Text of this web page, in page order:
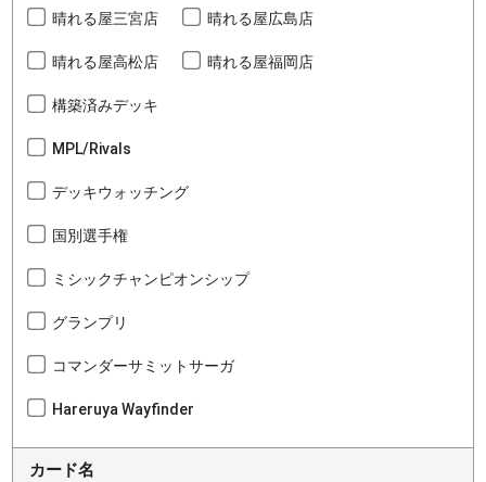
晴れる屋三宮店 晴れる屋広島店
晴れる屋高松店 晴れる屋福岡店
構築済みデッキ
MPL/Rivals
デッキウォッチング
国別選手権
ミシックチャンピオンシップ
グランプリ
コマンダーサミットサーガ
Hareruya Wayfinder
カード名